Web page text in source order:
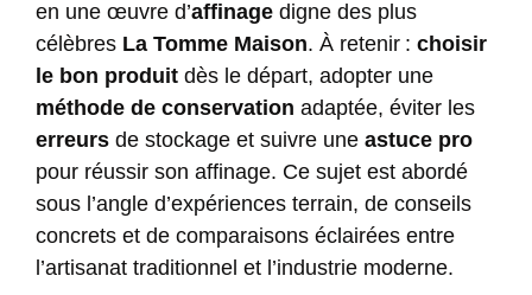
en une œuvre d’affinage digne des plus
célèbres La Tomme Maison. À retenir : choisir
le bon produit dès le départ, adopter une
méthode de conservation adaptée, éviter les
erreurs de stockage et suivre une astuce pro
pour réussir son affinage. Ce sujet est abordé
sous l’angle d’expériences terrain, de conseils
concrets et de comparaisons éclairées entre
l’artisanat traditionnel et l’industrie moderne.